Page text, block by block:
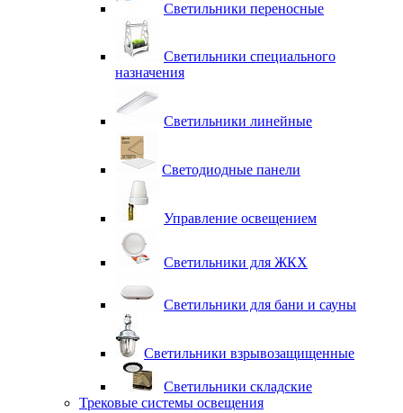
Светильники переносные
Светильники специального
назначения
Светильники линейные
Светодиодные панели
Управление освещением
Светильники для ЖКХ
Светильники для бани и сауны
Светильники взрывозащищенные
Светильники складские
Трековые системы освещения